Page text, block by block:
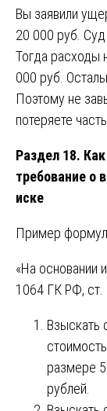
Вы заявили
20 000 руб. Суд
Тогда расходы
000 руб.
Поэтому не
потеряете
Раздел 18.
требование о
иске
Пример
«На основании
1064 ГК РФ,
Взыскать
размере
рублей.